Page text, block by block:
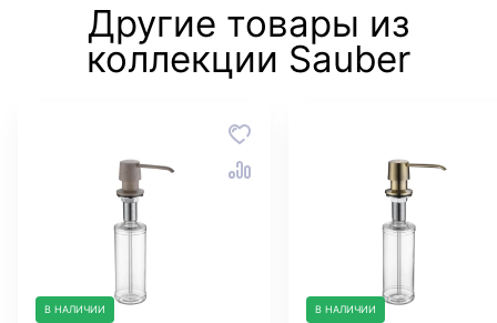
Другие товары из
коллекции Sauber
В НАЛИЧИИ В НАЛИЧИИ